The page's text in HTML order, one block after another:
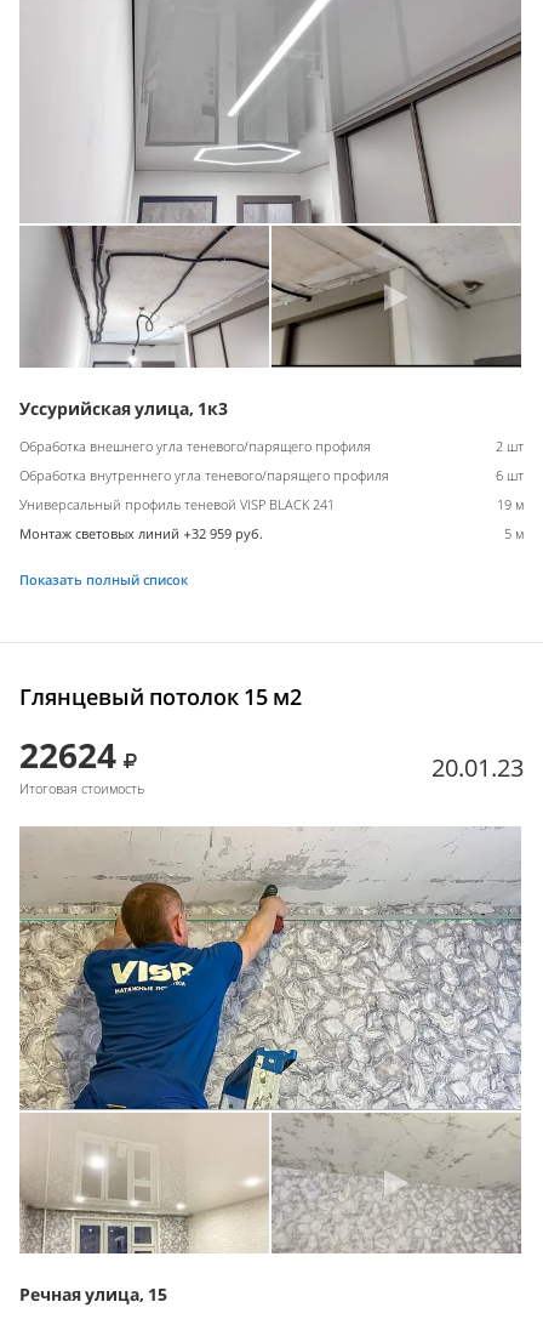
Уссурийская улица, 1к3
Обработка внешнего угла теневого/парящего профиля
2 шт
Обработка внутреннего угла теневого/парящего профиля
6 шт
Универсальный профиль теневой VISP BLACK 241
19 м
Монтаж световых линий +32 959 руб.
5 м
Показать полный список
Глянцевый потолок 15 м2
22624
Итоговая стоимость
20.01.23
Речная улица, 15